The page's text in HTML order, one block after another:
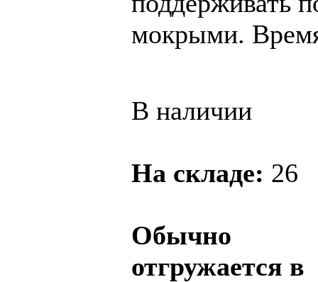
мокрыми.
В наличии
На складе: 26
Обычно
отгружается в